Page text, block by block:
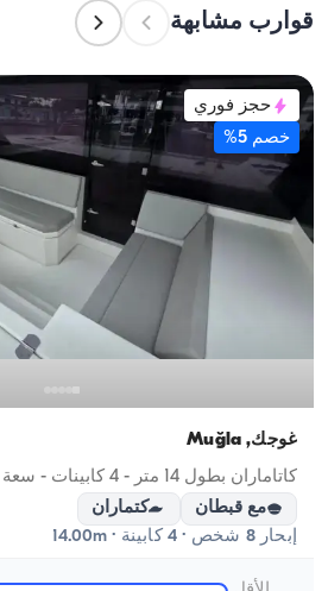
للإيجارات اليومية، فتنطبق سعة الإبحار.
قوارب مشابهة
حجز فوري
خصم 5%
غوجك, Muğla
كاتاماران بطول 14 متر - 4 كابينات - سعة 8 شخص - في غوجك
مع قبطان
كتماران
إبحار 8 شخص · 4 كابينة · 14.00m